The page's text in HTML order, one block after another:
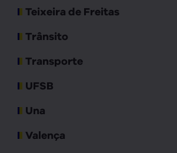
Teixeira de Freitas
Trânsito
Transporte
UFSB
Una
Valença